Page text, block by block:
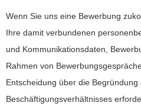
Wenn Sie uns eine Bewerbung
Ihre damit verbundenen
und Kommunikationsdaten,
Rahmen von
Entscheidung über die Begründung
Beschäftigungsverhältnisses